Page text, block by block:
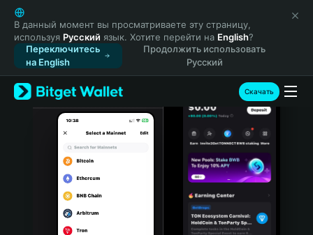
English
日本語
Tiếng Việt
Русский
Español (Latinoamérica)
Türkçe
Italiano
Português (Portugal)
Bahasa Indonesia
В данный момент вы просматриваете эту страницу,
используя Русский язык. Хотите перейти на English?
Переключитесь
на English
Продолжить использовать
Русский
Скачать